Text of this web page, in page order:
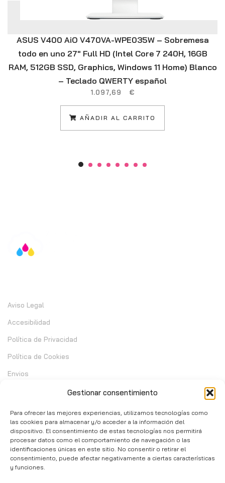
Gestionar consentimiento
Para ofrecer las mejores experiencias, utilizamos tecnologías como
las cookies para almacenar y/o acceder a la información del
dispositivo. El consentimiento de estas tecnologías nos permitirá
procesar datos como el comportamiento de navegación o las
identificaciones únicas en este sitio. No consentir o retirar el
consentimiento, puede afectar negativamente a ciertas características
y funciones.
ASUS V400 AiO V470VA-WPE035W – Sobremesa
todo en uno 27″ Full HD (Intel Core 7 240H, 16GB
RAM, 512GB SSD, Graphics, Windows 11 Home) Blanco
– Teclado QWERTY español
1.097,69 €
AÑADIR AL CARRITO
Aviso Legal
Accesibilidad
Política de Privacidad
Política de Cookies
Envios
Contacto
C/ Telera de Cortijo Chico 14 - Mijas 29651